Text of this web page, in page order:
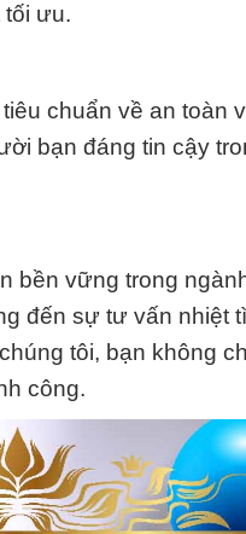
tối ưu.
chuẩn về an toàn
bạn đáng tin cậy
bền vững trong
đến sự tư vấn nhiệt
tôi, bạn không
công.